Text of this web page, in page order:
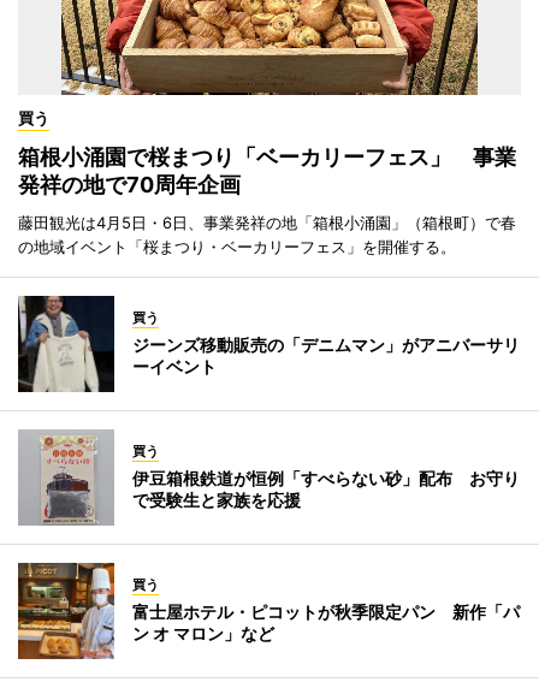
買う
箱根小涌園で桜まつり「ベーカリーフェス」 事業
発祥の地で70周年企画
藤田観光は4月5日・6日、事業発祥の地「箱根小涌園」（箱根町）で春
の地域イベント「桜まつり・ベーカリーフェス」を開催する。
買う
ジーンズ移動販売の「デニムマン」がアニバーサリ
ーイベント
買う
伊豆箱根鉄道が恒例「すべらない砂」配布 お守り
で受験生と家族を応援
買う
富士屋ホテル・ピコットが秋季限定パン 新作「パ
ン オ マロン」など